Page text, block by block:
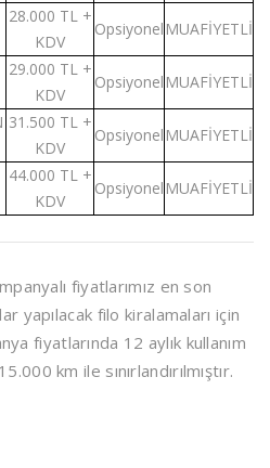
28.000 TL +
KDV
Opsiyonel MUAFİYETLİ
29.000 TL +
KDV
Opsiyonel MUAFİYETLİ
31.500 TL +
KDV
Opsiyonel MUAFİYETLİ
44.000 TL +
KDV
Opsiyonel MUAFİYETLİ
fiyatlarımız en son
yapılacak filo kiralamaları için
fiyatlarında 12 aylık kullanım
km ile sınırlandırılmıştır.